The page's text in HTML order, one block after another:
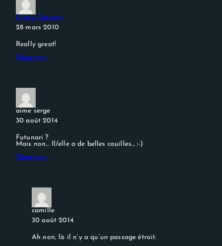
Cassy Cassard
28 mars 2010
Really great!
Répondre
aime serge
30 août 2014
Futunari ?
Mais non… Il/elle a de belles couilles… :-)
Répondre
camille
30 août 2014
Ah non, là il n’y a qu’un passage étroit.